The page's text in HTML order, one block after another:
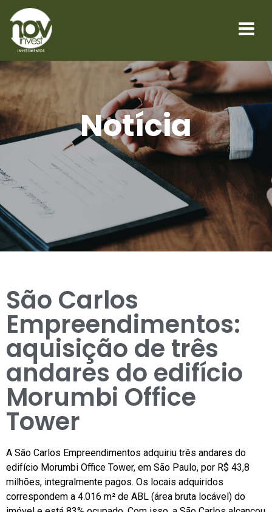
Notícia
São Carlos
Empreendimentos:
aquisição de três
andares do edifício
Morumbi Office
Tower
A São Carlos Empreendimentos adquiriu três andares do
edifício Morumbi Office Tower, em São Paulo, por R$ 43,8
milhões, integralmente pagos. Os locais adquiridos
correspondem a 4.016 m² de ABL (área bruta locável) do